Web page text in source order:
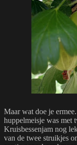
Maar wat doe je
huppelmeisje was met
Kruisbessenjam nog
van de twee struikjes